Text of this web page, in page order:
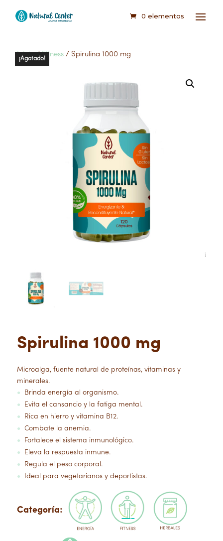
0 elementos
¡Agotado!
Inicio / Fitness / Spirulina 1000 mg
Spirulina 1000 mg
Microalga, fuente natural de proteínas, vitaminas y
minerales.
● Brinda energía al organismo.
● Evita el cansancio y la fatiga mental.
● Rica en hierro y vitamina B12.
● Combate la anemia.
● Fortalece el sistema inmunológico.
● Eleva la respuesta inmune.
● Regula el peso corporal.
● Ideal para vegetarianos y deportistas.
Categoría: